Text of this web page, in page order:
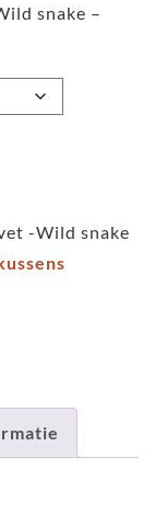
snake –
-Wild snake